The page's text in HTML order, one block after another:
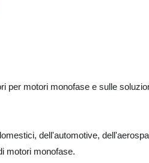
motori monofase e sulle
dell'automotive,
motori monofase.